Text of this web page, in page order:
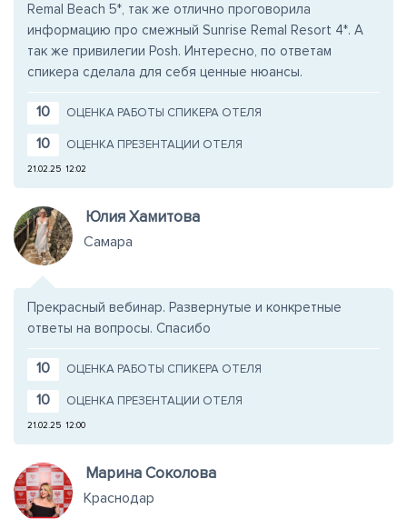
Remal Beach 5*, так же отлично проговорила
информацию про смежный Sunrise Remal Resort 4*. А
так же привилегии Posh. Интересно, по ответам
спикера сделала для себя ценные нюансы.
10 ОЦЕНКА РАБОТЫ СПИКЕРА ОТЕЛЯ
10 ОЦЕНКА ПРЕЗЕНТАЦИИ ОТЕЛЯ
12:02
21.02.25
Юлия Хамитова
Самара
Прекрасный вебинар. Развернутые и конкретные
ответы на вопросы. Спасибо
10 ОЦЕНКА РАБОТЫ СПИКЕРА ОТЕЛЯ
10 ОЦЕНКА ПРЕЗЕНТАЦИИ ОТЕЛЯ
12:00
21.02.25
Марина Соколова
Краснодар